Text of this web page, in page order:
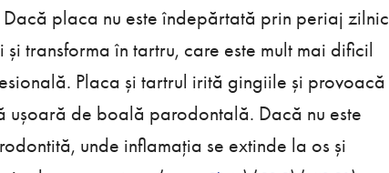
placa nu este îndepărtată prin periaj zilnic
transforma în tartru, care este mult mai dificil
Placa și tartrul irită gingiile și provoacă
ușoară de boală parodontală. Dacă nu este
unde inflamația se extinde la os și